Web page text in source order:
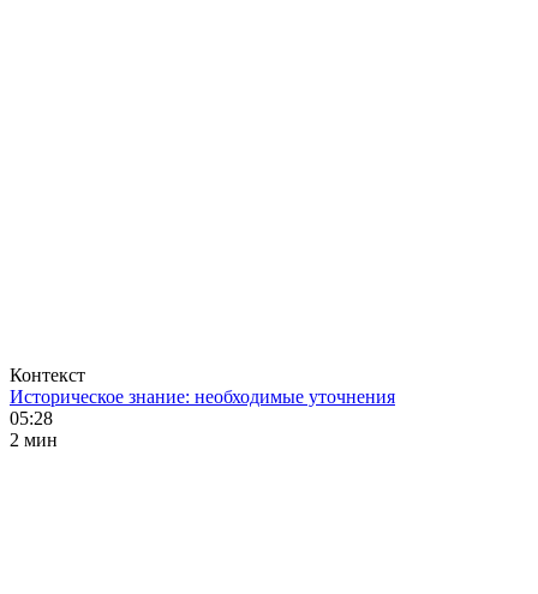
Контекст
Историческое знание: необходимые уточнения
05:28
2 мин